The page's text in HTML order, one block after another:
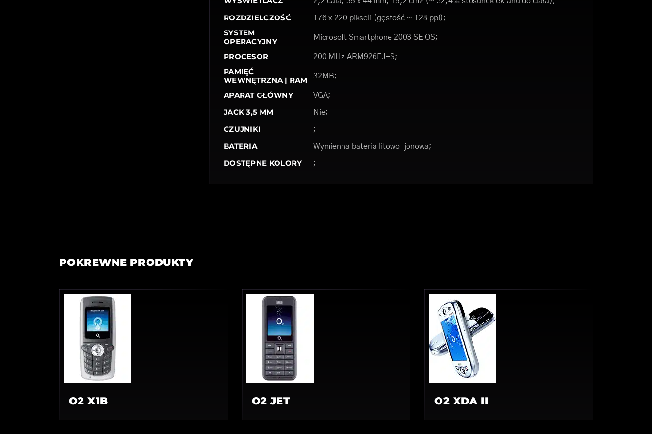
ROZDZIELCZOŚĆ 176 x 220 pikseli (gęstość ~ 128 ppi);
SYSTEM
OPERACYJNY
Microsoft Smartphone 2003 SE OS;
PROCESOR 200 MHz ARM926EJ-S;
PAMIĘĆ
WEWNĘTRZNA | RAM
32MB;
APARAT GŁÓWNY VGA;
JACK 3,5 MM Nie;
CZUJNIKI ;
BATERIA Wymienna bateria litowo-jonowa;
DOSTĘPNE KOLORY ;
POKREWNE PRODUKTY
O2 X1B O2 JET O2 XDA II